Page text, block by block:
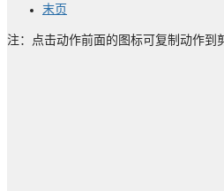
末页
注：点击动作前面的图标可复制动作到